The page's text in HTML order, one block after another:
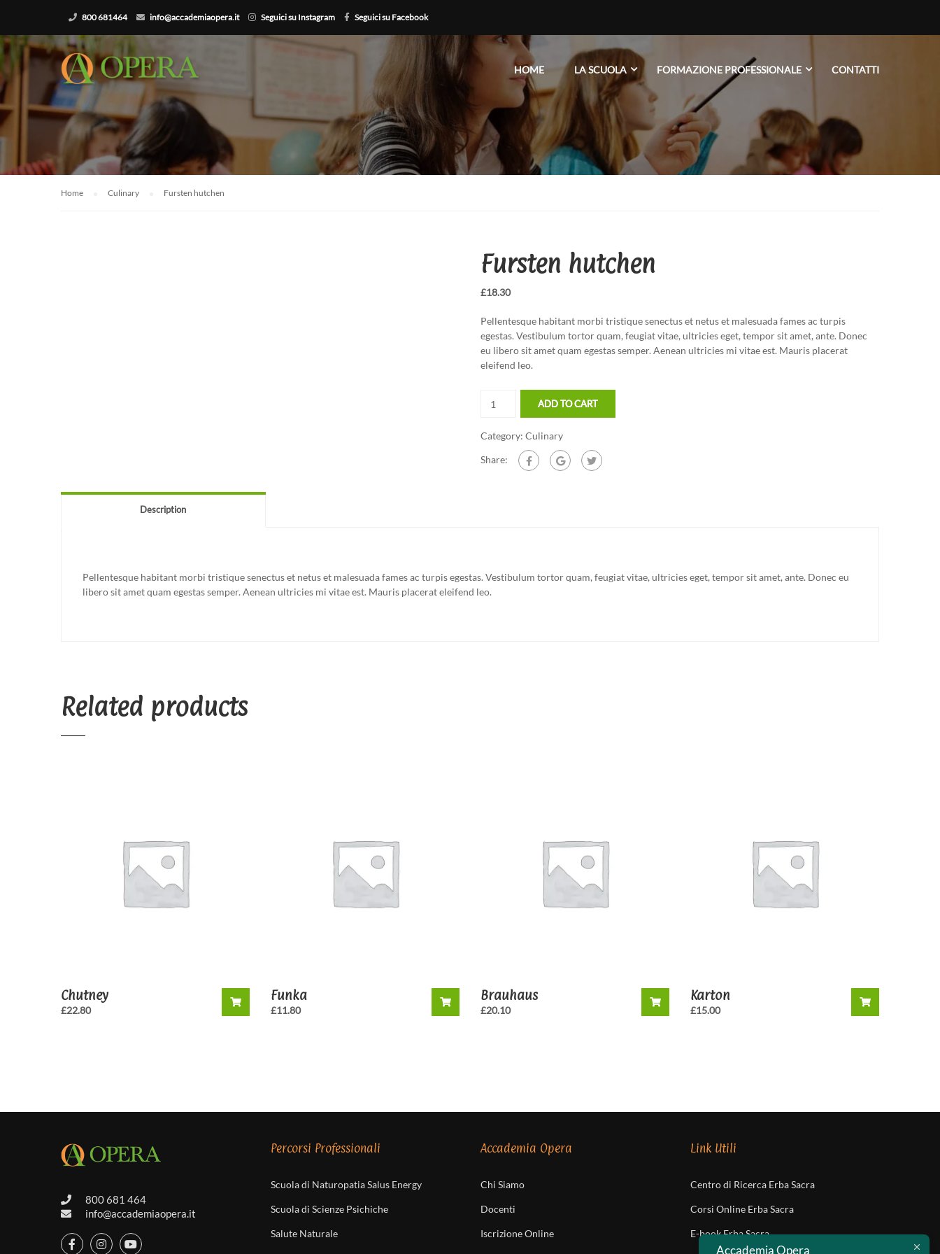
800 681464 info@accademiaopera.it Seguici su Instagram Seguici su Facebook
HOME LA SCUOLA FORMAZIONE PROFESSIONALE CONTATTI
Home Culinary Fursten hutchen
Fursten hutchen
£18.30
Pellentesque habitant morbi tristique senectus et netus et malesuada fames ac turpis
egestas. Vestibulum tortor quam, feugiat vitae, ultricies eget, tempor sit amet, ante. Donec
eu libero sit amet quam egestas semper. Aenean ultricies mi vitae est. Mauris placerat
eleifend leo.
ADD TO CART
Category: Culinary
Share:
Description
Pellentesque habitant morbi tristique senectus et netus et malesuada fames ac turpis egestas. Vestibulum tortor quam, feugiat vitae, ultricies eget, tempor sit amet, ante. Donec eu
libero sit amet quam egestas semper. Aenean ultricies mi vitae est. Mauris placerat eleifend leo.
Related products
Chutney
£22.80
Funka
£11.80
Brauhaus
£20.10
Karton
£15.00
800 681 464
info@accademiaopera.it
Percorsi Professionali
Scuola di Naturopatia Salus Energy
Scuola di Scienze Psichiche
Salute Naturale
Accademia Opera
Chi Siamo
Docenti
Iscrizione Online
Link Utili
Centro di Ricerca Erba Sacra
Corsi Online Erba Sacra
E-book Erba Sacra
Accademia Opera